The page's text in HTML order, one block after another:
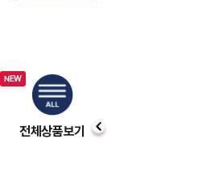
전체상품보기